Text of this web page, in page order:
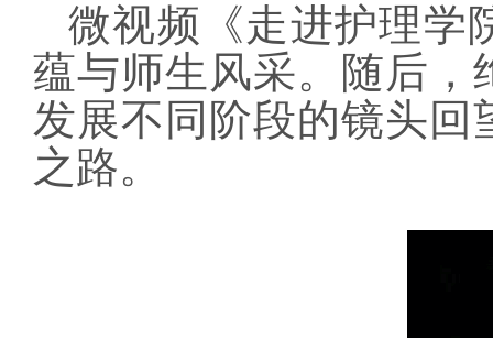
微视频《走进护理学
蕴与师生风采。随后，
发展不同阶段的镜头
之路。